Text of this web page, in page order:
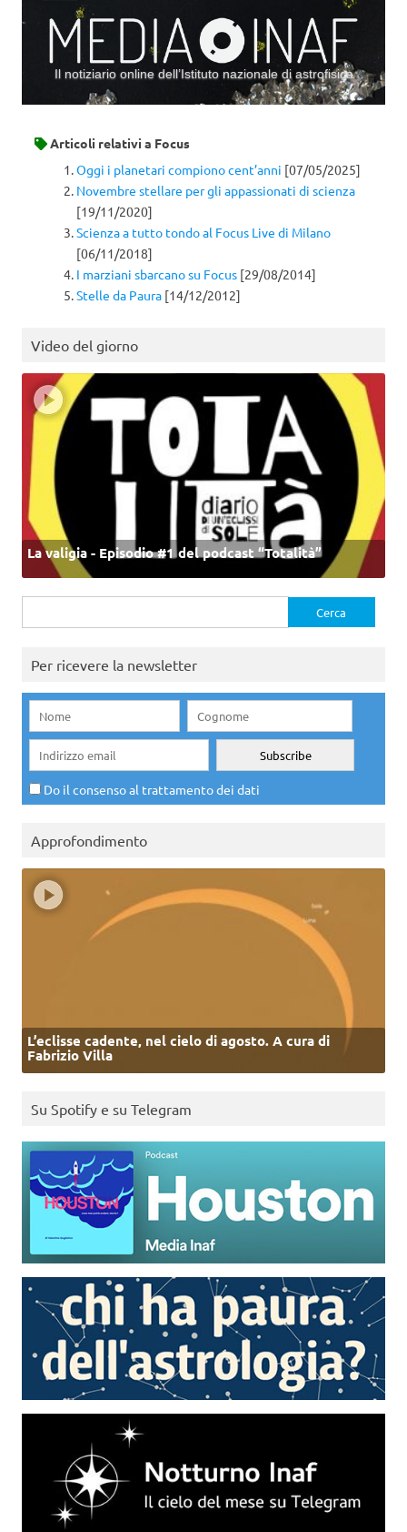
Il notiziario online dell’Istituto nazionale di astrofisica
Articoli relativi a Focus
Oggi i planetari compiono cent’anni [07/05/2025]
Novembre stellare per gli appassionati di scienza
[19/11/2020]
Scienza a tutto tondo al Focus Live di Milano
[06/11/2018]
I marziani sbarcano su Focus [29/08/2014]
Stelle da Paura [14/12/2012]
Video del giorno
La valigia - Episodio #1 del podcast “Totalità”
per:
Per ricevere la newsletter
Do il consenso al trattamento dei dati
Approfondimento
L’eclisse cadente, nel cielo di agosto. A cura di
Fabrizio Villa
Su Spotify e su Telegram